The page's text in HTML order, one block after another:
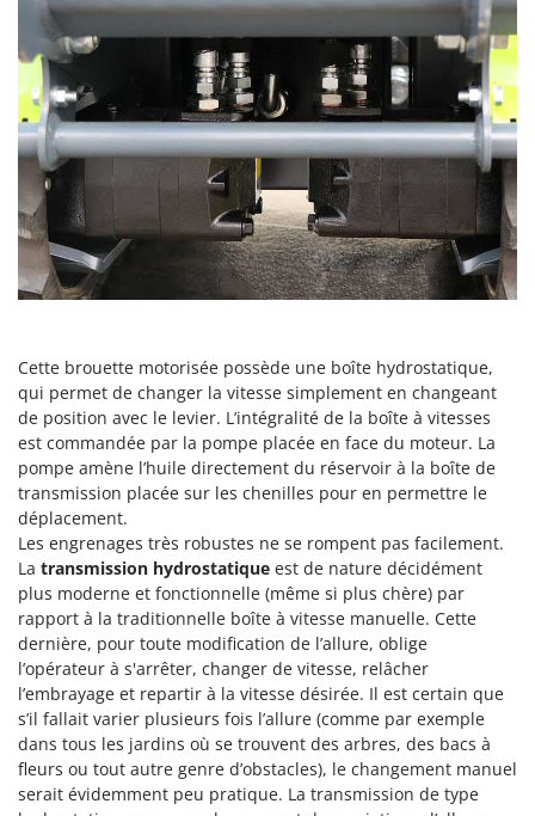
More than chef
MOSA
MOVA
Mowox
MTD
N
New O.M.R.A.
Nilfisk
Ninja
Novital
NuAir
NuovaFac
O
Officine Savioli
Oliviero
Olix
OMA
Omas
Ompagrill
Ooni
Oriental Koshin
Outdoorchef
Cette brouette motorisée possède une boîte hydrostatique,
qui permet de changer la vitesse simplement en changeant
de position avec le levier. L’intégralité de la boîte à vitesses
est commandée par la pompe placée en face du moteur. La
pompe amène l’huile directement du réservoir à la boîte de
transmission placée sur les chenilles pour en permettre le
déplacement.
Les engrenages très robustes ne se rompent pas facilement.
La transmission hydrostatique est de nature décidément
plus moderne et fonctionnelle (même si plus chère) par
rapport à la traditionnelle boîte à vitesse manuelle. Cette
dernière, pour toute modification de l’allure, oblige
l’opérateur à s'arrêter, changer de vitesse, relâcher
l’embrayage et repartir à la vitesse désirée. Il est certain que
s’il fallait varier plusieurs fois l’allure (comme par exemple
dans tous les jardins où se trouvent des arbres, des bacs à
fleurs ou tout autre genre d’obstacles), le changement manuel
serait évidemment peu pratique. La transmission de type